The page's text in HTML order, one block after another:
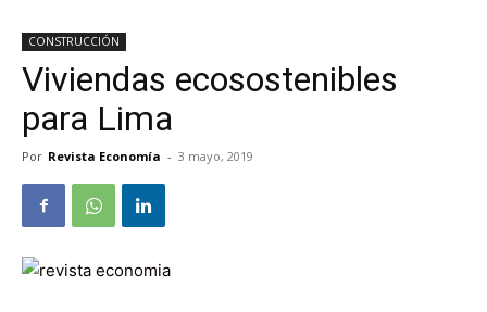
CONSTRUCCIÓN
Viviendas ecosostenibles
para Lima
Por Revista Economía - 3 mayo, 2019